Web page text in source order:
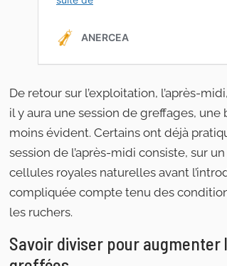
De retour sur l’exploitation, l’après-
il y aura une session de greffages,
moins évident. Certains ont déjà
session de l’après-midi consiste, sur
cellules royales naturelles avant
compliquée compte tenu des
les ruchers.
Savoir diviser pour augmenter